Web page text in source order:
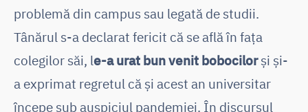
problemă din campus sau legată de studii.
Tânărul s-a declarat fericit că se află în fața
colegilor săi, le-a urat bun venit bobocilorși și-
a exprimat regretul că și acest an universitar
începe sub auspiciul pandemiei. În discursul